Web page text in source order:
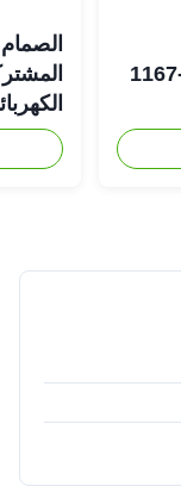
1739379 حقن الوقود الديزل 232-1167